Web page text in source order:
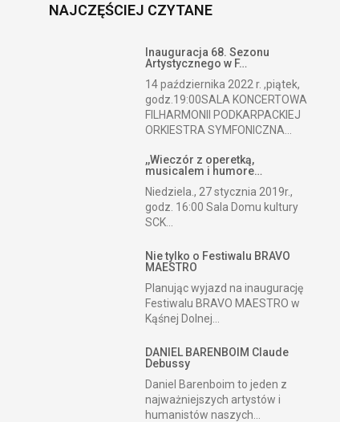
NAJCZĘŚCIEJ CZYTANE
Inauguracja 68. Sezonu
Artystycznego w F…
14 października 2022 r. ,piątek,
godz.19:00SALA KONCERTOWA
FILHARMONII PODKARPACKIEJ
ORKIESTRA SYMFONICZNA...
,,Wieczór z operetką,
musicalem i humore…
Niedziela., 27 stycznia 2019r.,
godz. 16:00 Sala Domu kultury
SCK...
Nie tylko o Festiwalu BRAVO
MAESTRO
Planując wyjazd na inaugurację
Festiwalu BRAVO MAESTRO w
Kąśnej Dolnej...
DANIEL BARENBOIM Claude
Debussy
Daniel Barenboim to jeden z
najważniejszych artystów i
humanistów naszych...